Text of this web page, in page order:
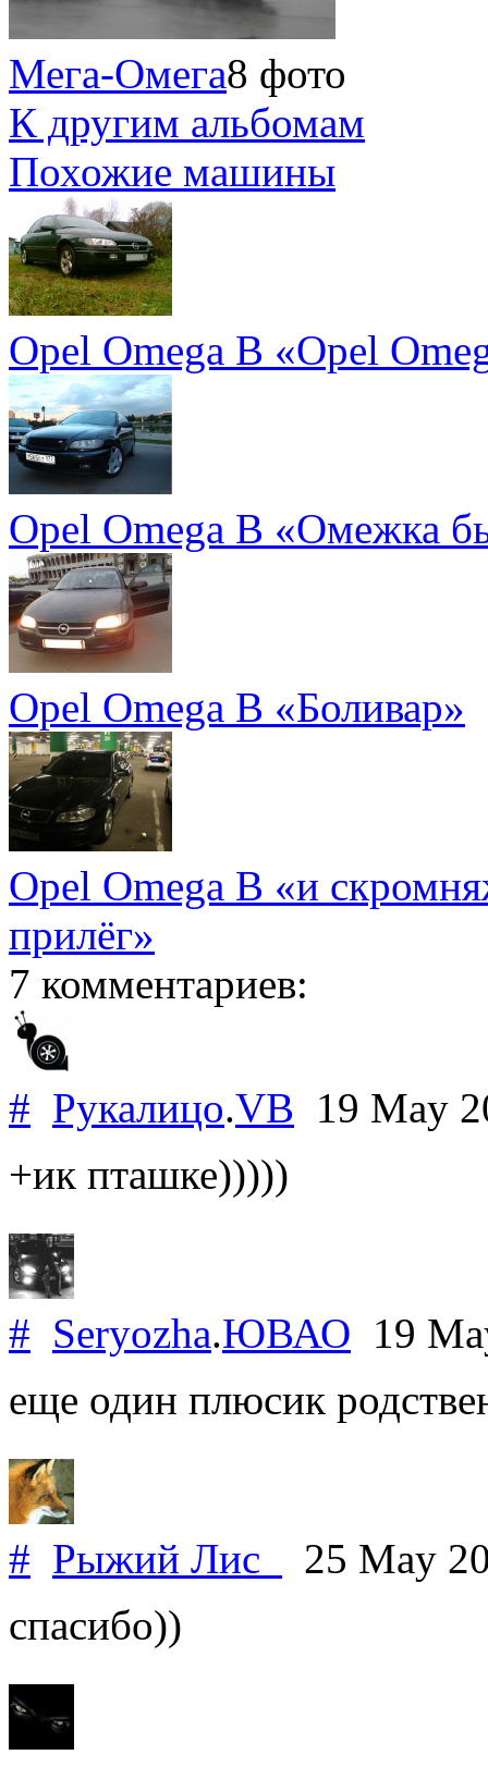
Мега-Омега8 фото
К другим альбомам
Похожие машины
Opel Omega B «Opel
Opel Omega B «Омежка
Opel Omega B «Боливар»
Opel Omega B «и
прилёг»
7 комментариев:
# Рукалицо.VB 19 May
+ик пташке)))))
# Seryozha.ЮВАО 19
еще один плюсик
# Рыжий Лис_
25 May
спасибо))